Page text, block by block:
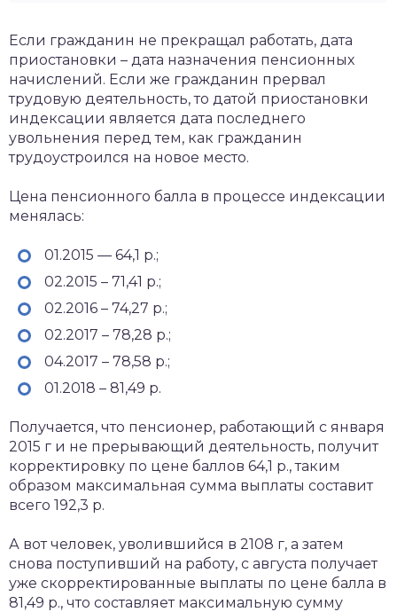
Если гражданин не прекращал работать, дата
приостановки – дата назначения пенсионных
начислений. Если же гражданин прервал
трудовую деятельность, то датой приостановки
индексации является дата последнего
увольнения перед тем, как гражданин
трудоустроился на новое место.
Цена пенсионного балла в процессе индексации
менялась:
01.2015 — 64,1 р.;
02.2015 – 71,41 р.;
02.2016 – 74,27 р.;
02.2017 – 78,28 р.;
04.2017 – 78,58 р.;
01.2018 – 81,49 р.
Получается, что пенсионер, работающий с января
2015 г и не прерывающий деятельность, получит
корректировку по цене баллов 64,1 р., таким
образом максимальная сумма выплаты составит
всего 192,3 р.
А вот человек, уволившийся в 2108 г, а затем
снова поступивший на работу, с августа получает
уже скорректированные выплаты по цене балла в
81,49 р., что составляет максимальную сумму